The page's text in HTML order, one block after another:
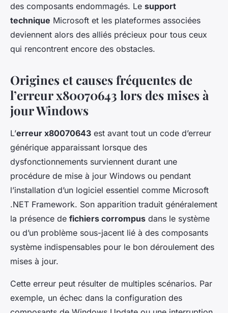
des composants endommagés. Le support
technique Microsoft et les plateformes associées
deviennent alors des alliés précieux pour tous ceux
qui rencontrent encore des obstacles.
Origines et causes fréquentes de
l’erreur x80070643 lors des mises à
jour Windows
L’erreur x80070643 est avant tout un code d’erreur
générique apparaissant lorsque des
dysfonctionnements surviennent durant une
procédure de mise à jour Windows ou pendant
l’installation d’un logiciel essentiel comme Microsoft
.NET Framework. Son apparition traduit généralement
la présence de fichiers corrompus dans le système
ou d’un problème sous-jacent lié à des composants
système indispensables pour le bon déroulement des
mises à jour.
Cette erreur peut résulter de multiples scénarios. Par
exemple, un échec dans la configuration des